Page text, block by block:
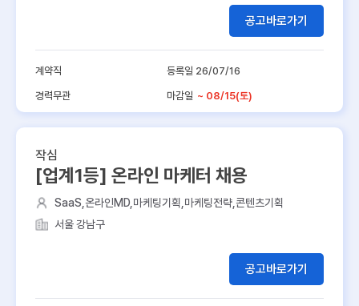
공고바로가기
계약직 등록일 26/07/16
경력무관 마감일 ~ 08/15(토)
작심
[업계1등] 온라인 마케터 채용
SaaS,온라인MD,마케팅기획,마케팅전략,콘텐츠기획
서울 강남구
공고바로가기